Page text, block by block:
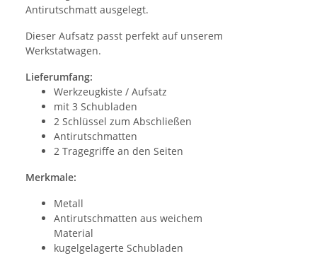
Antirutschmatt ausgelegt.
Dieser Aufsatz passt perfekt auf unserem
Werkstatwagen.
Lieferumfang:
Werkzeugkiste / Aufsatz
mit 3 Schubladen
2 Schlüssel zum Abschließen
Antirutschmatten
2 Tragegriffe an den Seiten
Merkmale:
Metall
Antirutschmatten aus weichem
Material
kugelgelagerte Schubladen